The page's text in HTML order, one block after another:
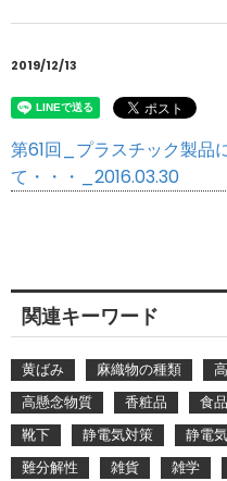
2019/12/13
第61回_プラスチック製品
て・・・_2016.03.30
関連キーワード
黄ばみ 麻織物の種類
高懸念物質
香粧品 食
靴下
静電気対策 静電気
難分解性
雑貨 雑学